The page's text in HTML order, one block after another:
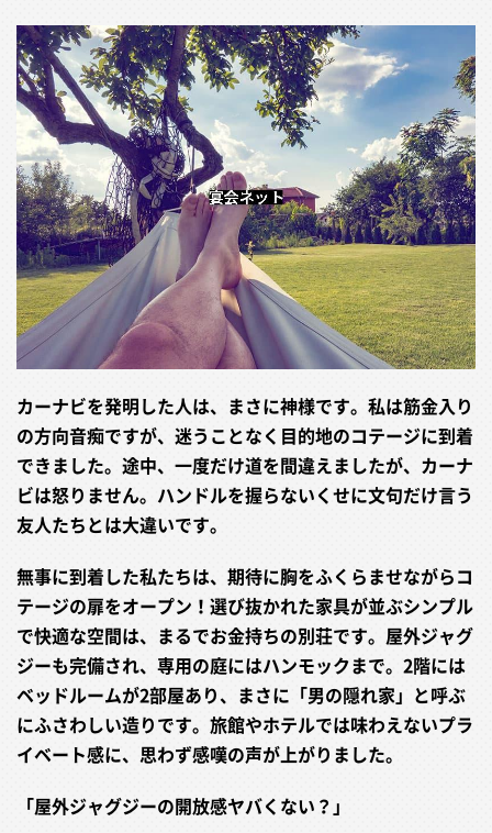
カーナビを発明した人は、まさに神様です。私は筋金入り
の方向音痴ですが、迷うことなく目的地のコテージに到着
できました。途中、一度だけ道を間違えましたが、カーナ
ビは怒りません。ハンドルを握らないくせに文句だけ言う
友人たちとは大違いです。
無事に到着した私たちは、期待に胸をふくらませながらコ
テージの扉をオープン！選び抜かれた家具が並ぶシンプル
で快適な空間は、まるでお金持ちの別荘です。屋外ジャグ
ジーも完備され、専用の庭にはハンモックまで。2階には
ベッドルームが2部屋あり、まさに「男の隠れ家」と呼ぶ
にふさわしい造りです。旅館やホテルでは味わえないプラ
イベート感に、思わず感嘆の声が上がりました。
「屋外ジャグジーの開放感ヤバくない？」